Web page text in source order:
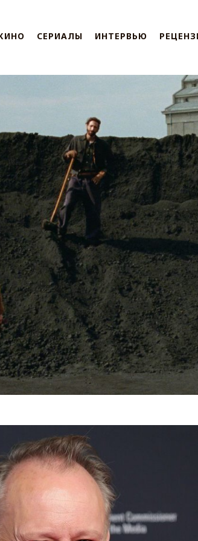
СЕРИАЛЫ ИНТЕРВЬЮ